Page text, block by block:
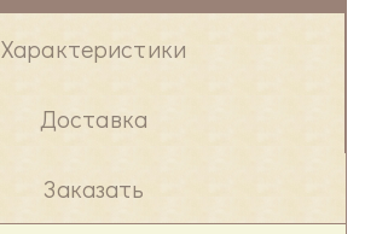
Характеристики
Доставка
Заказать